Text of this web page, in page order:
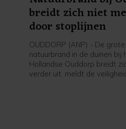
breidt zich niet
door stoplijnen
OUDDORP (ANP) - De grote
natuurbrand in de duinen bij
Hollandse Ouddorp breidt
verder uit, meldt de